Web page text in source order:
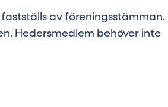
av föreningsstämman.
Hedersmedlem behöver inte